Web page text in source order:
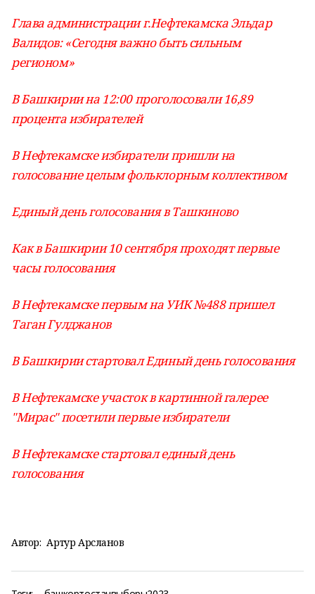
Глава администрации г.Нефтекамска Эльдар
Валидов: «Сегодня важно быть сильным
регионом»
В Башкирии на 12:00 проголосовали 16,89
процента избирателей
В Нефтекамске избиратели пришли на
голосование целым фольклорным коллективом
Единый день голосования в Ташкиново
Как в Башкирии 10 сентября проходят первые
часы голосования
В Нефтекамске первым на УИК №488 пришел
Таган Гулджанов
В Башкирии стартовал Единый день голосования
В Нефтекамске участок в картинной галерее
"Мирас" посетили первые избиратели
В Нефтекамске стартовал единый день
голосования
Автор: Артур Арсланов